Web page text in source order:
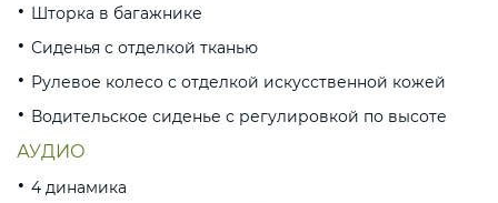
Шторка в багажнике
Сиденья с отделкой тканью
Рулевое колесо с отделкой искусственной кожей
Водительское сиденье с регулировкой по высоте
АУДИО
4 динамика